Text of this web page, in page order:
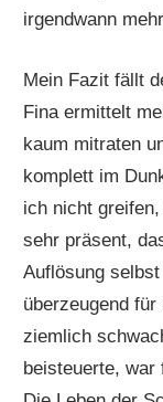
irgendwann
Mein Fazit fällt
Fina ermittelt
kaum mitraten
komplett im
ich nicht
sehr präsent,
Auflösung
überzeugend
ziemlich
beisteuerte, war